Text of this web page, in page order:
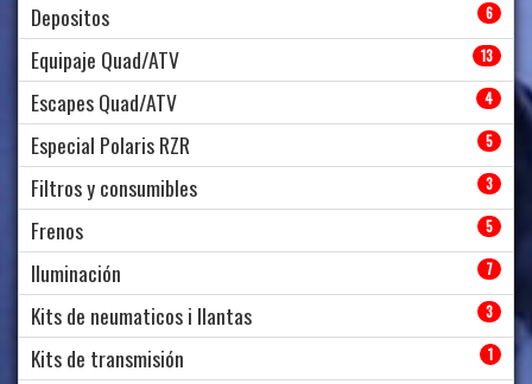
Depositos 6
Equipaje Quad/ATV 13
Escapes Quad/ATV 4
Especial Polaris RZR 5
Filtros y consumibles 3
Frenos 5
Iluminación 7
Kits de neumaticos i llantas 3
Kits de transmisión 1